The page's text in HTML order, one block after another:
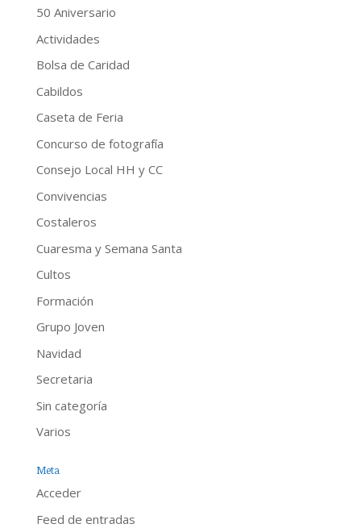
50 Aniversario
Actividades
Bolsa de Caridad
Cabildos
Caseta de Feria
Concurso de fotografía
Consejo Local HH y CC
Convivencias
Costaleros
Cuaresma y Semana Santa
Cultos
Formación
Grupo Joven
Navidad
Secretaria
Sin categoría
Varios
Meta
Acceder
Feed de entradas